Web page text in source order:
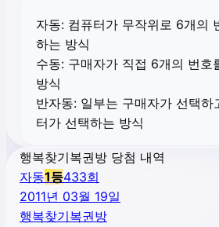
자동: 컴퓨터가 무작위로 6개의
하는 방식
수동: 구매자가 직접 6개의 번호
방식
반자동: 일부는 구매자가 선택하
터가 선택하는 방식
행복찾기복권방 당첨 내역
자동1등433회
2011년 03월 19일
행복찾기복권방